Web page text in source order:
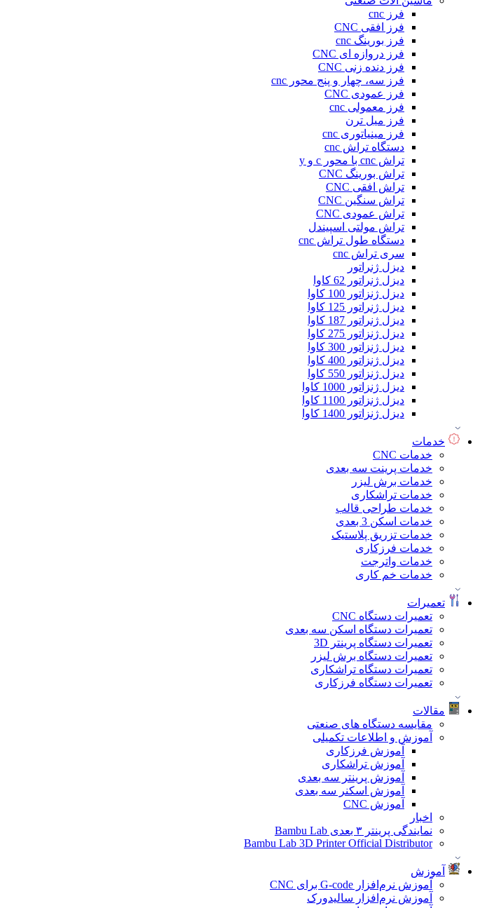
فرز cnc
فرز افقی CNC
فرز بورینگ cnc
فرز دروازه ای CNC
فرز دنده زنی CNC
فرز سه، چهار و پنج محور cnc
فرز عمودی CNC
فرز معمولی cnc
فرز میل ترن
فرز مینیاتوری cnc
دستگاه تراش cnc
تراش cnc با محور c و y
تراش بورینگ CNC
تراش افقی CNC
تراش سنگین CNC
تراش عمودی CNC
تراش مولتی اسپیندل
دستگاه طول تراش cnc
سری تراش cnc
دیزل ژنراتور
دیزل ژنراتور 62 کاوا
دیزل ژنزاتور 100 کاوا
دیزل ژنراتور 125 کاوا
دیزل ژنراتور 187 کاوا
دیزل ژنزاتور 275 کاوا
دیزل ژنزاتور 300 کاوا
دیزل ژنزاتور 400 کاوا
دیزل ژنزاتور 550 کاوا
دیزل ژنزاتور 1000 کاوا
دیزل ژنزاتور 1100 کاوا
دیزل ژنزاتور 1400 کاوا
خدمات
خدمات CNC
خدمات پرینت سه بعدی
خدمات برش لیزر
خدمات تراشکاری
خدمات طراحی قالب
خدمات اسکن 3 بعدی
خدمات تزریق پلاستیک
خدمات فرزکاری
خدمات واترجت
خدمات خم کاری
تعمیرات
تعمیرات دستگاه CNC
تعمیرات دستگاه اسکن سه بعدی
تعمیرات دستگاه پرینتر 3D
تعمیرات دستگاه برش لیزر
تعمیرات دستگاه تراشکاری
تعمیرات دستگاه فرزکاری
مقالات
مقایسه دستگاه های صنعتی
آموزش و اطلاعات تکمیلی
آموزش فرزکاری
آموزش تراشکاری
آموزش پرینتر سه بعدی
آموزش اسکنر سه بعدی
آموزش CNC
اخبار
نمایندگی پرینتر ۳ بعدی Bambu Lab
Bambu Lab 3D Printer Official Distributor
آموزش
آموزش نرم‌افزار G-code برای CNC
آموزش نرم‌افزار سالیدورک